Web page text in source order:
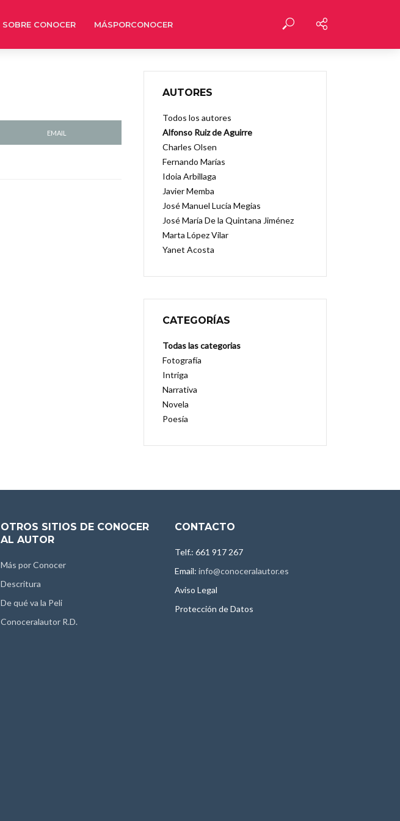
SOBRE CONOCER MÁSPORCONOCER
EMAIL
AUTORES
Todos los autores
Alfonso Ruiz de Aguirre
Charles Olsen
Fernando Marías
Idoia Arbillaga
Javier Memba
José Manuel Lucía Megias
José María De la Quintana Jiménez
Marta López Vilar
Yanet Acosta
CATEGORÍAS
Todas las categorias
Fotografía
Intriga
Narrativa
Novela
Poesía
OTROS SITIOS DE CONOCER
AL AUTOR
Más por Conocer
Descritura
De qué va la Peli
Conoceralautor R.D.
CONTACTO
Telf.: 661 917 267
Email: info@conoceralautor.es
Aviso Legal
Protección de Datos